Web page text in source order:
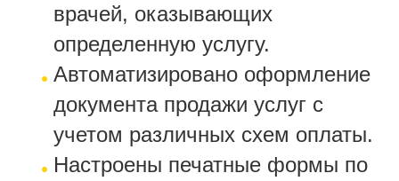
врачей, оказывающих
определенную услугу.
Автоматизировано оформление
документа продажи услуг с
учетом различных схем оплаты.
Настроены печатные формы по